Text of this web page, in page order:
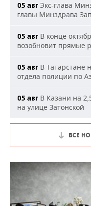
05 авг Экс-глава
главы Минздрава
05 авг В конце
возобновит прямые
05 авг В Татарстане
отдела полиции по
05 авг В Казани на
на улице Затонской
ВСЕ